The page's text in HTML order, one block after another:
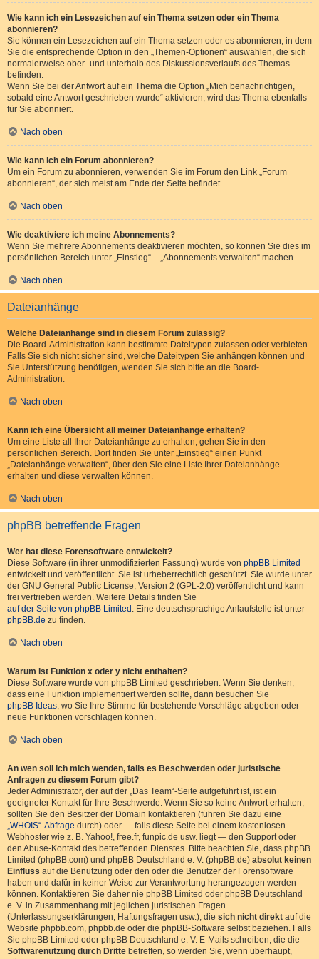
Wie kann ich ein Lesezeichen auf ein Thema setzen oder ein Thema
abonnieren?
Sie können ein Lesezeichen auf ein Thema setzen oder es abonnieren, in dem
Sie die entsprechende Option in den „Themen-Optionen“ auswählen, die sich
normalerweise ober- und unterhalb des Diskussionsverlaufs des Themas
befinden.
Wenn Sie bei der Antwort auf ein Thema die Option „Mich benachrichtigen,
sobald eine Antwort geschrieben wurde“ aktivieren, wird das Thema ebenfalls
für Sie abonniert.
Nach oben
Wie kann ich ein Forum abonnieren?
Um ein Forum zu abonnieren, verwenden Sie im Forum den Link „Forum
abonnieren“, der sich meist am Ende der Seite befindet.
Nach oben
Wie deaktiviere ich meine Abonnements?
Wenn Sie mehrere Abonnements deaktivieren möchten, so können Sie dies im
persönlichen Bereich unter „Einstieg“ – „Abonnements verwalten“ machen.
Nach oben
Dateianhänge
Welche Dateianhänge sind in diesem Forum zulässig?
Die Board-Administration kann bestimmte Dateitypen zulassen oder verbieten.
Falls Sie sich nicht sicher sind, welche Dateitypen Sie anhängen können und
Sie Unterstützung benötigen, wenden Sie sich bitte an die Board-
Administration.
Nach oben
Kann ich eine Übersicht all meiner Dateianhänge erhalten?
Um eine Liste all Ihrer Dateianhänge zu erhalten, gehen Sie in den
persönlichen Bereich. Dort finden Sie unter „Einstieg“ einen Punkt
„Dateianhänge verwalten“, über den Sie eine Liste Ihrer Dateianhänge
erhalten und diese verwalten können.
Nach oben
phpBB betreffende Fragen
Wer hat diese Forensoftware entwickelt?
Diese Software (in ihrer unmodifizierten Fassung) wurde von phpBB Limited
entwickelt und veröffentlicht. Sie ist urheberrechtlich geschützt. Sie wurde unter
der GNU General Public License, Version 2 (GPL-2.0) veröffentlicht und kann
frei vertrieben werden. Weitere Details finden Sie
auf der Seite von phpBB Limited . Eine deutschsprachige Anlaufstelle ist unter
phpBB.de zu finden.
Nach oben
Warum ist Funktion x oder y nicht enthalten?
Diese Software wurde von phpBB Limited geschrieben. Wenn Sie denken,
dass eine Funktion implementiert werden sollte, dann besuchen Sie
phpBB Ideas, wo Sie Ihre Stimme für bestehende Vorschläge abgeben oder
neue Funktionen vorschlagen können.
Nach oben
An wen soll ich mich wenden, falls es Beschwerden oder juristische
Anfragen zu diesem Forum gibt?
Jeder Administrator, der auf der „Das Team“-Seite aufgeführt ist, ist ein
geeigneter Kontakt für Ihre Beschwerde. Wenn Sie so keine Antwort erhalten,
sollten Sie den Besitzer der Domain kontaktieren (führen Sie dazu eine
„WHOIS“-Abfrage durch) oder — falls diese Seite bei einem kostenlosen
Webhoster wie z. B. Yahoo!, free.fr, funpic.de usw. liegt — den Support oder
den Abuse-Kontakt des betreffenden Dienstes. Bitte beachten Sie, dass phpBB
Limited (phpBB.com) und phpBB Deutschland e. V. (phpBB.de) absolut keinen
Einfluss auf die Benutzung oder den oder die Benutzer der Forensoftware
haben und dafür in keiner Weise zur Verantwortung herangezogen werden
können. Kontaktieren Sie daher nie phpBB Limited oder phpBB Deutschland
e. V. in Zusammenhang mit jeglichen juristischen Fragen
(Unterlassungserklärungen, Haftungsfragen usw.), die sich nicht direkt auf die
Website phpbb.com, phpbb.de oder die phpBB-Software selbst beziehen. Falls
Sie phpBB Limited oder phpBB Deutschland e. V. E-Mails schreiben, die die
Softwarenutzung durch Dritte betreffen, so werden Sie, wenn überhaupt,